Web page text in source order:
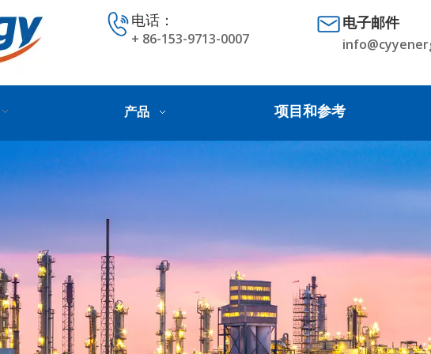
电话：
+ 86-153-9713-0007
电子邮件
产品 项目和参考